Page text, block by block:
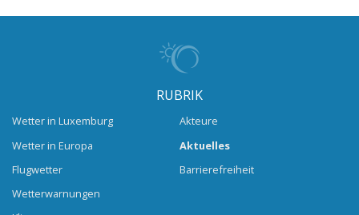
RUBRIK
Wetter in Luxemburg
Wetter in Europa
Flugwetter
Wetterwarnungen
Akteure
Aktuelles
Barrierefreiheit